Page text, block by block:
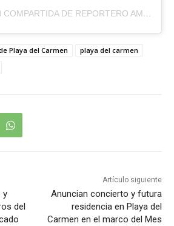
UNA PUBLICACIÓN COMPARTIDA DE REPORTERO AMBULANTE (@REPORTEROAMBULANTE)
Playa del Carmen
playa del carmen
y
del
Artículo siguiente
Anuncian concierto y futura
residencia en Playa del
Carmen en el marco del Mes